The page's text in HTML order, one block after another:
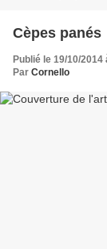
Cèpes panés
Publié le 19/10/2014
Par Cornello